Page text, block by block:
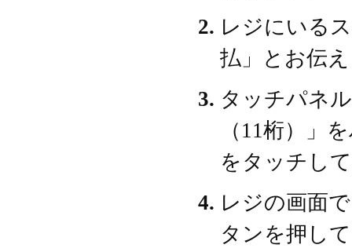
レジにいる
払」とお伝
タッチパネ
（11桁）」
をタッチし
レジの画面
タンを押し